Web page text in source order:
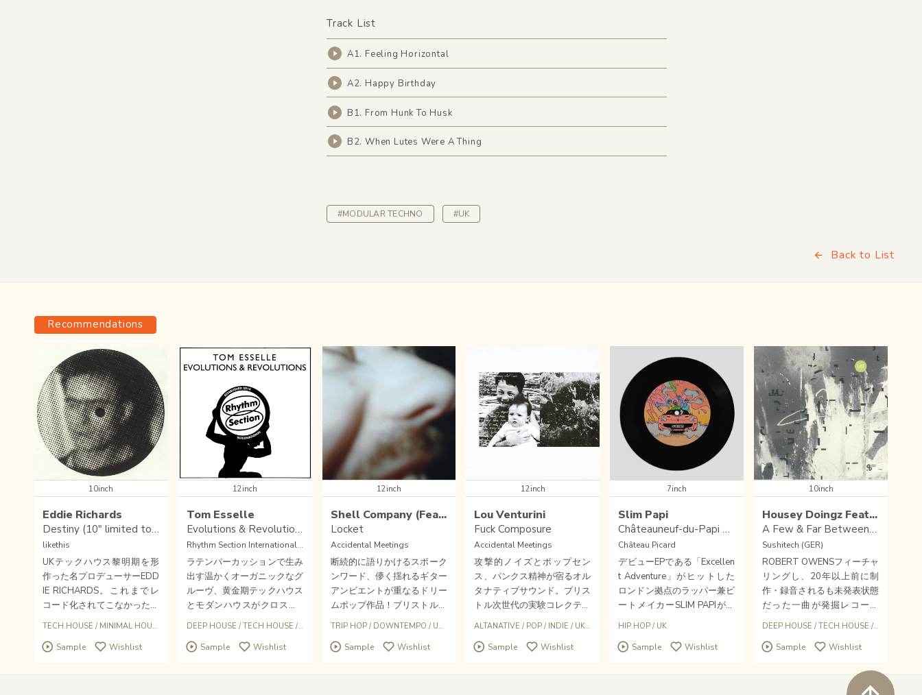
Track List
A1. Feeling Horizontal
A2. Happy Birthday
B1. From Hunk To Husk
B2. When Lutes Were A Thing
#MODULAR TECHNO #UK
Back to List
Recommendations
10inch
Eddie Richards
Destiny (10" limited to 300 copies)
likethis
UKテックハウス黎明期を形
作った名プロデューサーEDD
IE RICHARDS。これまでレ
コード化されてこなかったヒ
プノテックハウス「Destin
表のセルフタイトルEPに収
TECH HOUSE / MINIMAL HOUSE
Sample Wishlist
12inch
Tom Esselle
Evolutions & Revolutions
Rhythm Section International (UK)
ラテンパーカッションで生み
出す温かくオーガニックなグ
ルーヴ、黄金期テックハウス
とモダンハウスがクロス。1
5年以上にわたり、キュレー
牽引、ペッカムシーンの中心
DEEP HOUSE /TECH HOUSE / UK
Sample Wishlist
12inch
Shell Company (Featuring Richie Culver & Lintd)
Locket
Accidental Meetings
断続的に語りかけるスポーク
ンワード、儚く揺れるギター
アンビエントが重なるドリー
ムポップ作品！ブリストル次
世代の実験コレクティブ〈A
作は、名門〈NUMBERS.〉で
TRIP HOP/ DOWNTEMPO / UK /
Sample Wishlist
12inch
Lou Venturini
Fuck Composure
Accidental Meetings
攻撃的ノイズとポップセン
ス、パンクス精神が宿るオル
タナティブサウンド。ブリス
トル次世代の実験コレクティ
ブ〈ACCIDENTAL MEETING
ィストLOU VENTURINIによ
ALTANATIVE / POP / INDIE / UK/
Sample Wishlist
7inch
Slim Papi
Châteauneuf-du-Papi EP 1
Château Picard
デビューEPである「Excellen
t Adventure」がヒットした
ロンドン拠点のラッパー兼ビ
ートメイカーSLIM PAPIがセ
カンドシングルをドロップ！
センスと実験性。JAM BAXT
HIP HOP / UK
Sample Wishlist
10inch
Housey Doingz Feat Robert Owens
A Few & Far Between VII
Sushitech (GER)
ROBERT OWENSフィーチャ
リングし、20年以上前に制
作・録音されるも未発表状態
だった一曲が発掘レコード
化！幾度と再発が繰り返され
コレクティブHOUSEY DOIN
最終章。センチメンタルなコ
ードに乗せてソウルフルに歌
DEEP HOUSE /TECH HOUSE / UK
Sample Wishlist